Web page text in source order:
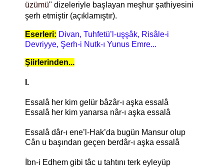
üzümü" dizeleriyle başlayan meşhur şathiyesini
şerh etmiştir (açıklamıştır).
Eserleri: Divan, Tuhfetü’l-uşşâk, Risâle-i
Devriyye, Şerh-i Nutk-ı Yunus Emre...
Şiirlerinden...
I.
Essalâ her kim gelür bâzâr-ı aşka essalâ
Essalâ her kim yanarsa nâr-ı aşka essalâ
Essalâ dâr-ı ene’l-Hak’da bugün Mansur olup
Cân u başından geçen berdâr-ı aşka essalâ
İbn-i Edhem gibi tâc u tahtını terk eyleyüp